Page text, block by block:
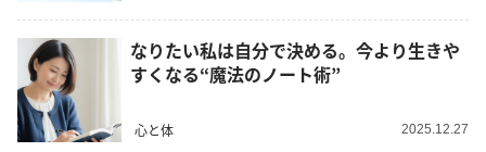
なりたい私は自分で決める。今より生きや
すくなる“魔法のノート術”
心と体 2025.12.27